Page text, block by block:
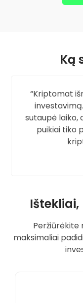
Ką
Kriptomat
sutaupė laiko,
puikiai tiko
Peržiūrėkite
maksimaliai